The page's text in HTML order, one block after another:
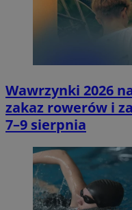
Wawrzynki 2026
zakaz rowerów i
7–9 sierpnia